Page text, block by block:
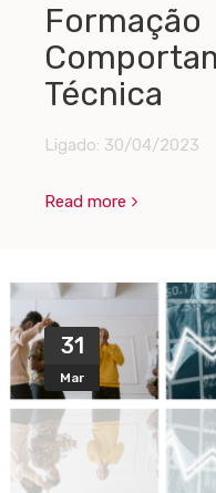
Formação
Técnica
Ligado: 30/04/2023
Read more
31
Mar